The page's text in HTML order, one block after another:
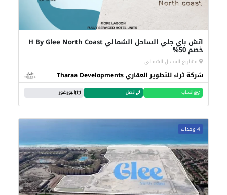
اتش باي جلي الساحل الشمالي H By Glee North Coast
خصم 50%
مشاريع الساحل الشمالي
شركة ثراء للتطوير العقاري Tharaa Developments
واتساب اتصل البورشور
4 وحدات